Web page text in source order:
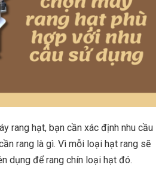
rang hạt, bạn cần xác định nhu cầu
rang là gì. Vì mỗi loại hạt rang sẽ
dụng để rang chín loại hạt đó.